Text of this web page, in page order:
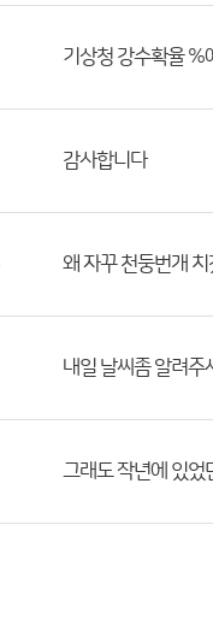
기상청 강수확율 %
감사합니다
왜 자꾸 천둥번개
내일 날씨좀 알려주
그래도 작년에 있었